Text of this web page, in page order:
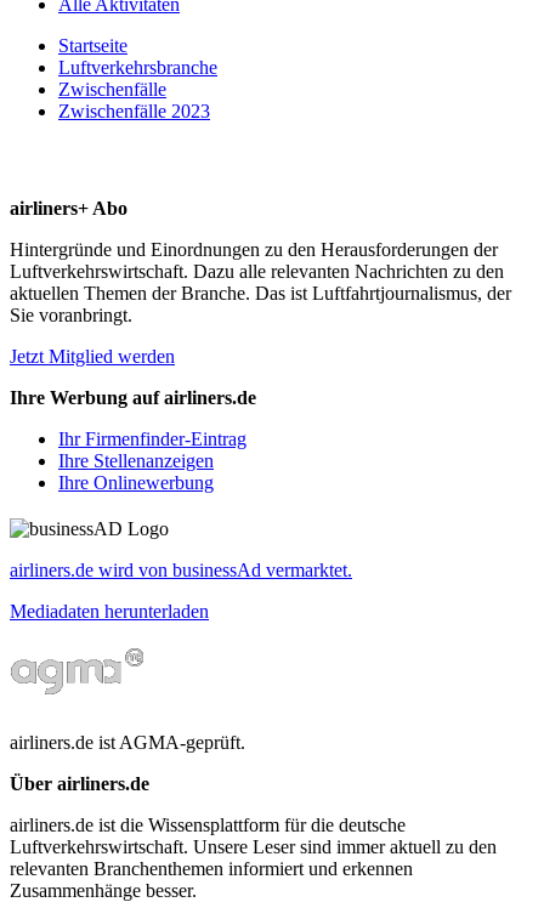
Startseite
Luftverkehrsbranche
Zwischenfälle
Zwischenfälle 2023
airliners+ Abo
Hintergründe und Einordnungen zu den Herausforderungen der
Luftverkehrswirtschaft. Dazu alle relevanten Nachrichten zu den
aktuellen Themen der Branche. Das ist Luftfahrtjournalismus, der
Sie voranbringt.
Jetzt Mitglied werden
Ihre Werbung auf airliners.de
Ihr Firmenfinder-Eintrag
Ihre Stellenanzeigen
Ihre Onlinewerbung
airliners.de wird von businessAd vermarktet.
Mediadaten herunterladen
airliners.de ist AGMA-geprüft.
Über airliners.de
airliners.de ist die Wissensplattform für die deutsche
Luftverkehrswirtschaft. Unsere Leser sind immer aktuell zu den
relevanten Branchenthemen informiert und erkennen
Zusammenhänge besser.